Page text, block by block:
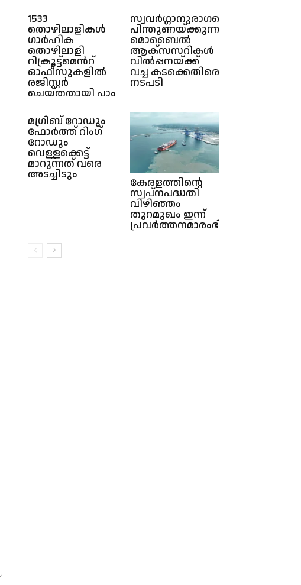
1533
തൊഴിലാളികൾ
ഗാർഹിക
തൊഴിലാളി
റിക്രൂട്ട്മെൻറ്
ഓഫീസുകളിൽ
രജിസ്റ്റർ
ചെയ്തതായി പാം
സ്വവർഗ്ഗാനുരാഗത്തെ
പിന്തുണയ്ക്കുന്ന
മൊബൈൽ
ആക്സസറികൾ
വിൽപ്പനയ്ക്ക്
വച്ച കടക്കെതിരെ
നടപടി
മഗ്രിബ് റോഡും
ഫോർത്ത് റിംഗ്
റോഡും
വെള്ളക്കെട്ട്
മാറുന്നത് വരെ
അടച്ചിടും
കേരളത്തിന്റെ
സ്വപ്നപദ്ധതി
വിഴിഞ്ഞം
തുറമുഖം ഇന്ന്
പ്രവർത്തനമാരംഭിക്കും